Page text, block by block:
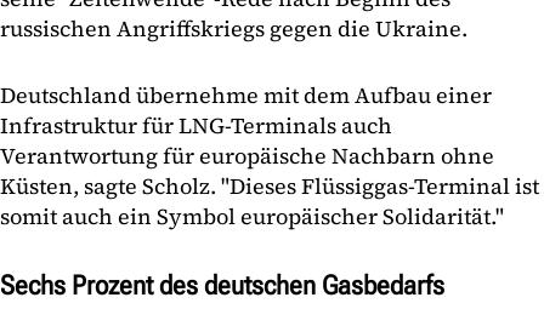
russischen Angriffskriegs gegen die Ukraine.
Deutschland übernehme mit dem Aufbau einer
Infrastruktur für LNG-Terminals auch
Verantwortung für europäische Nachbarn ohne
Küsten, sagte Scholz. "Dieses Flüssiggas-Terminal ist
somit auch ein Symbol europäischer Solidarität."
Sechs Prozent des deutschen Gasbedarfs